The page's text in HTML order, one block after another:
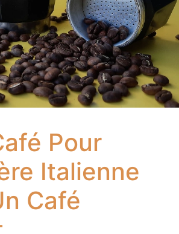
Pour
Italienne
Café